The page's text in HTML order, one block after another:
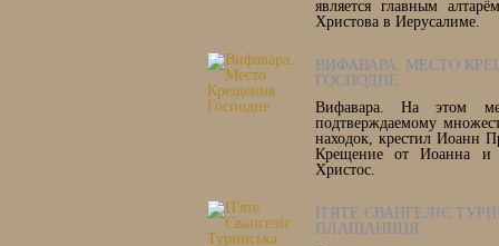
является главным
Христова в Иерусалиме.
ВИФАВАРА. МЕСТО
ГОСПОДНЕ
Вифавара. На этом
подтверждаемому
находок, крестил Иоанн
Крещение от Иоанна и
Христос.
П'ЯТЕ ЄВАНГЕЛІЄ
ПЛАЩАНИЦЯ